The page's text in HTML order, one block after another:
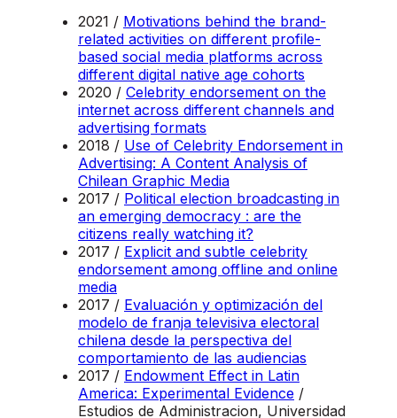
2021 / Motivations behind the brand-
related activities on different profile-
based social media platforms across
different digital native age cohorts
2020 / Celebrity endorsement on the
internet across different channels and
advertising formats
2018 / Use of Celebrity Endorsement in
Advertising: A Content Analysis of
Chilean Graphic Media
2017 / Political election broadcasting in
an emerging democracy : are the
citizens really watching it?
2017 / Explicit and subtle celebrity
endorsement among offline and online
media
2017 / Evaluación y optimización del
modelo de franja televisiva electoral
chilena desde la perspectiva del
comportamiento de las audiencias
2017 / Endowment Effect in Latin
America: Experimental Evidence /
Estudios de Administracion, Universidad